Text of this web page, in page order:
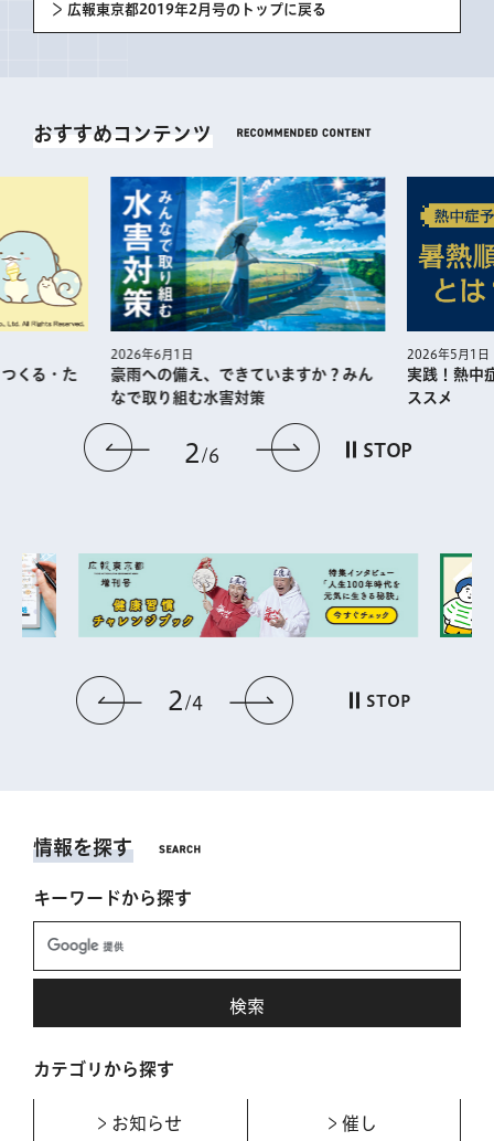
広報東京都2019年2月号のトップに戻る
おすすめコンテンツ
前のスライドを表示
2 6 次のスライドを
STOP
くる・た
2026年6月1日
豪雨への備え、できていますか？みん
なで取り組む水害対策
2026年5月1日
実践！熱中
ススメ
前のスライドを表示
2 4 次のスライドを表
STOP
情報を探す
キーワードから探す
カテゴリから探す
お知らせ 催し